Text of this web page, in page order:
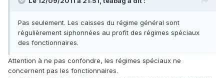
Pas seulement. Les caisses du régime général sont
régulièrement siphonnées au profit des régimes spéciaux
des fonctionnaires.
Attention à ne pas confondre, les régimes spéciaux ne
concernent pas les fonctionnaires.